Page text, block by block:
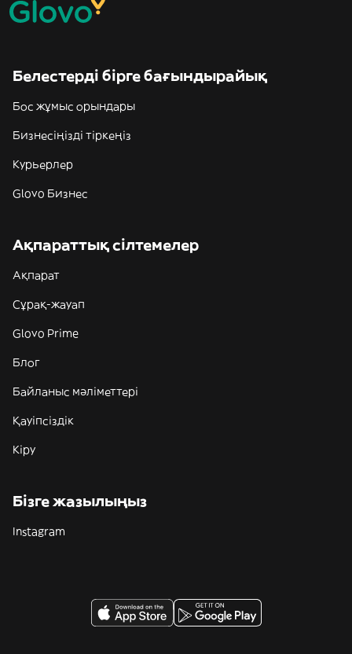
Белестерді бірге бағындырайық
Бос жұмыс орындары
Бизнесіңізді тіркеңіз
Курьерлер
Glovo Бизнес
Ақпараттық сілтемелер
Ақпарат
Сұрақ-жауап
Glovo Prime
Блог
Байланыс мәліметтері
Қауіпсіздік
Кіру
Бізге жазылыңыз
Instagram